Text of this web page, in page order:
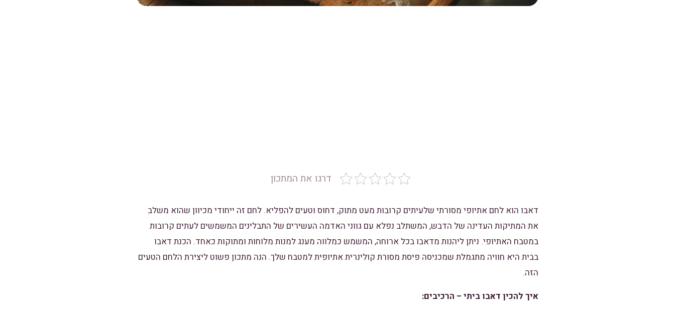
דרגו את המתכון
דאבו הוא לחם אתיופי מסורתי שלעיתים קרובות מעט מתוק, דחוס וטעים להפליא. לחם זה ייחודי מכיוון שהוא משלב
את המתיקות העדינה של הדבש, המשתלב נפלא עם גווני האדמה העשירים של התבלינים המשמשים לעתים קרובות
במטבח האתיופי. ניתן ליהנות מדאבו בכל ארוחה, המשמש כמלווה מענג למנות מלוחות ומתוקות כאחד. הכנת דאבו
בבית היא חוויה מתגמלת שמכניסה פיסת מסורת קולינרית אתיופית למטבח שלך. הנה מתכון פשוט ליצירת הלחם הטעים
הזה.
איך להכין דאבו ביתי – הרכיבים: